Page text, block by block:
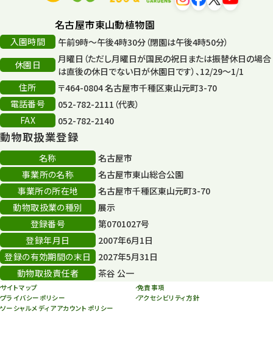
平和公園
森のとこやさん
再生
再生フォーラム
80周年
その他
その他イベント
スカイタワー
年末年始のイベント
秋まつり
名古屋市東山動植物園
入園時間
午前9時～午後4時30分（閉園は午後4時50分）
休園日
月曜日（ただし月曜日が国民の祝日または振替休日の場合
は直後の休日でない日が休園日です）、12/29～1/1
住所
〒464-0804 名古屋市千種区東山元町3-70
電話番号
052-782-2111（代表）
FAX
052-782-2140
動物取扱業登録
名称
名古屋市
事業所の名称
名古屋市東山総合公園
事業所の所在地
名古屋市千種区東山元町3-70
動物取扱業の種別
展示
登録番号
第0701027号
登録年月日
2007年6月1日
登録の有効期間の末日
2027年5月31日
動物取扱責任者
茶谷 公一
サイトマップ
免責事項
プライバシーポリシー
アクセシビリティ方針
ソーシャルメディアアカウントポリシー